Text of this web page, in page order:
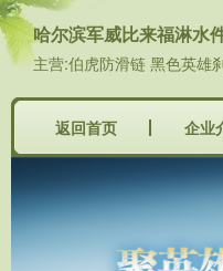
哈尔滨军威比来福淋水
主营:伯虎防滑链 黑色英雄
返回首页 企业